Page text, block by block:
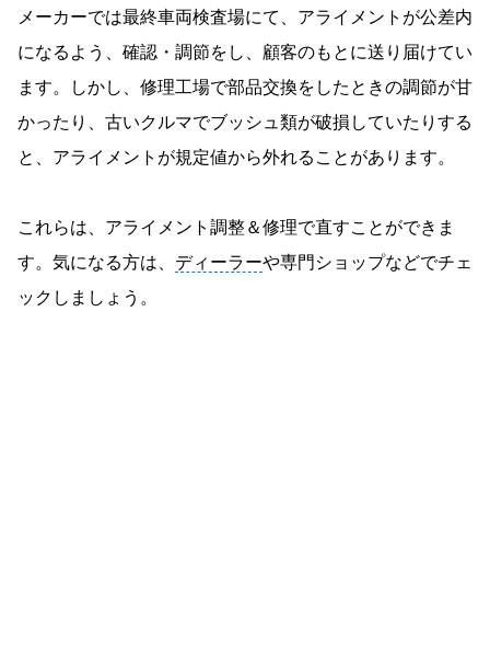
メーカーでは最終車両検査場にて、アライメントが公差内
になるよう、確認・調節をし、顧客のもとに送り届けてい
ます。しかし、修理工場で部品交換をしたときの調節が甘
かったり、古いクルマでブッシュ類が破損していたりする
と、アライメントが規定値から外れることがあります。
これらは、アライメント調整＆修理で直すことができま
す。気になる方は、 ディーラーや専門ショップなどでチェ
ックしましょう。